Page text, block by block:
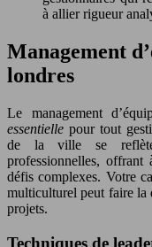
à allier rigueur
Management
londres
Le management
essentielle pour tout
de la ville se
professionnelles,
défis complexes. Votre
multiculturel peut faire la
projets.
Techniques de